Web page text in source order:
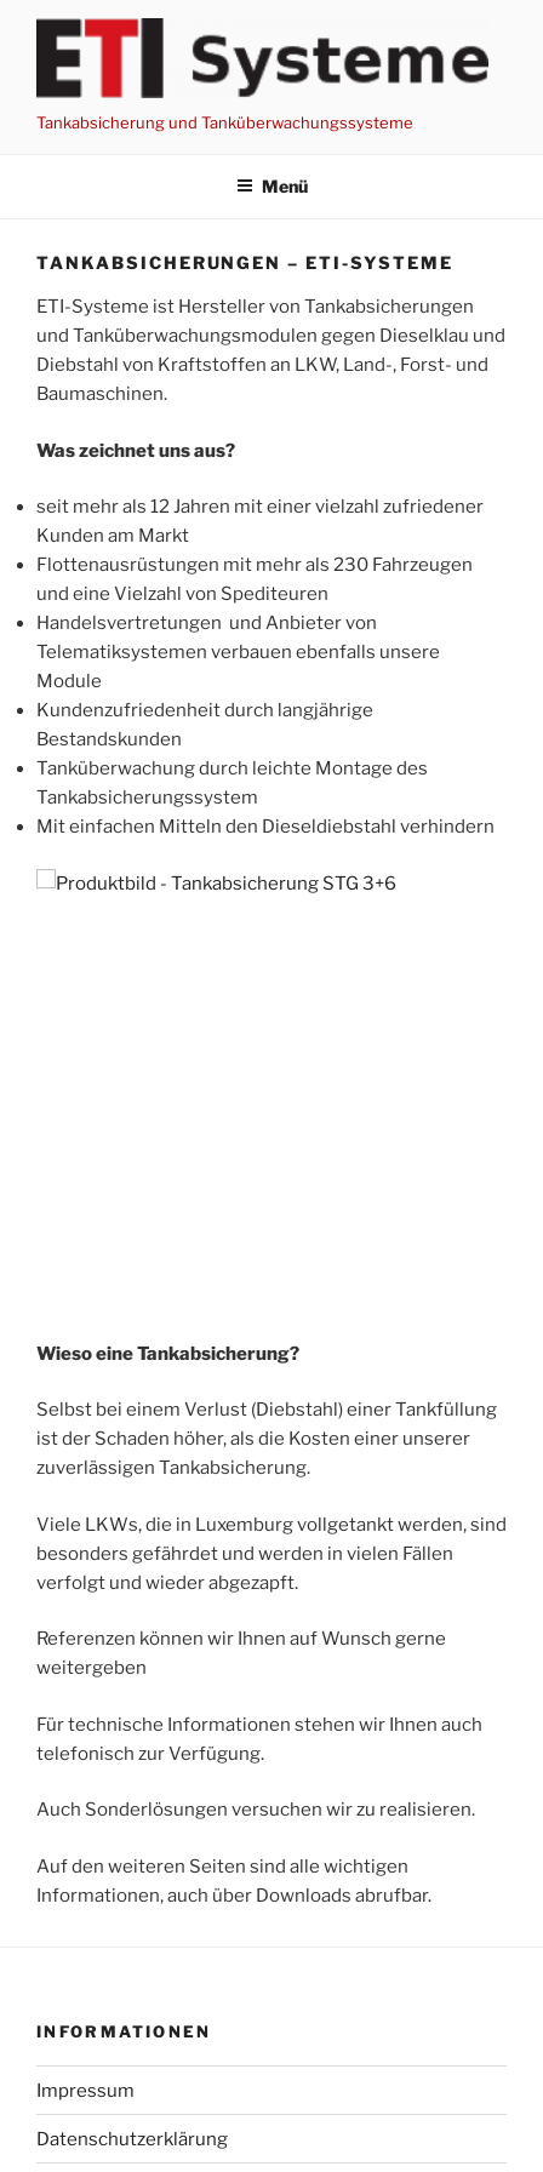
Zum
springen
Tankabsicherung und Tanküberwachungssysteme
Menü
TANKABSICHERUNGEN – ETI-SYSTEME
ETI-Systeme ist Hersteller von Tankabsicherungen
und Tanküberwachungsmodulen gegen Dieselklau und
Diebstahl von Kraftstoffen an LKW, Land-, Forst- und
Baumaschinen.
Was zeichnet uns aus?
seit mehr als 12 Jahren mit einer vielzahl zufriedener
Kunden am Markt
Flottenausrüstungen mit mehr als 230 Fahrzeugen
und eine Vielzahl von Spediteuren
Handelsvertretungen und Anbieter von
Telematiksystemen verbauen ebenfalls unsere
Module
Kundenzufriedenheit durch langjährige
Bestandskunden
Tanküberwachung durch leichte Montage des
Tankabsicherungssystem
Mit einfachen Mitteln den Dieseldiebstahl verhindern
Wieso eine Tankabsicherung?
Selbst bei einem Verlust (Diebstahl) einer Tankfüllung
ist der Schaden höher, als die Kosten einer unserer
zuverlässigen Tankabsicherung.
Viele LKWs, die in Luxemburg vollgetankt werden, sind
besonders gefährdet und werden in vielen Fällen
verfolgt und wieder abgezapft.
Referenzen können wir Ihnen auf Wunsch gerne
weitergeben
Für technische Informationen stehen wir Ihnen auch
telefonisch zur Verfügung.
Auch Sonderlösungen versuchen wir zu realisieren.
Auf den weiteren Seiten sind alle wichtigen
Informationen, auch über Downloads abrufbar.
INFORMATIONEN
Impressum
Datenschutzerklärung